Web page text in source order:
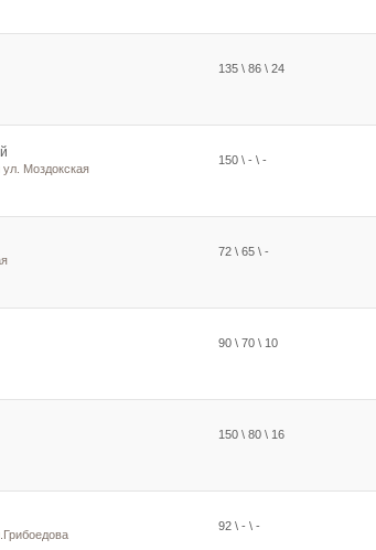
135 \ 86 \ 24
Моздокская
150 \ - \ -
72 \ 65 \ -
90 \ 70 \ 10
150 \ 80 \ 16
92 \ - \ -